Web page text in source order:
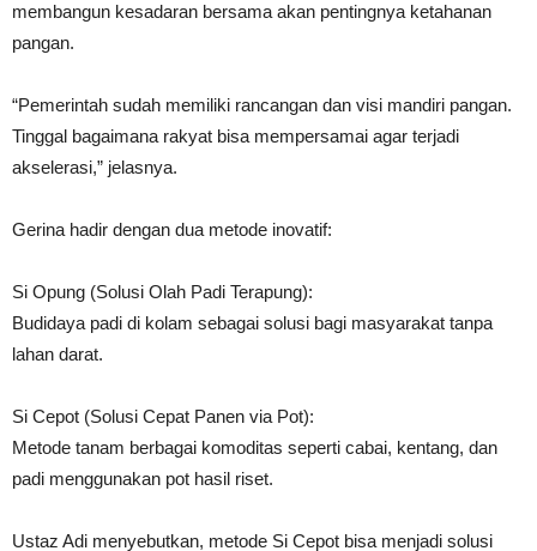
membangun kesadaran bersama akan pentingnya ketahanan
pangan.
“Pemerintah sudah memiliki rancangan dan visi mandiri pangan.
Tinggal bagaimana rakyat bisa mempersamai agar terjadi
akselerasi,” jelasnya.
Gerina hadir dengan dua metode inovatif:
Si Opung (Solusi Olah Padi Terapung):
Budidaya padi di kolam sebagai solusi bagi masyarakat tanpa
lahan darat.
Si Cepot (Solusi Cepat Panen via Pot):
Metode tanam berbagai komoditas seperti cabai, kentang, dan
padi menggunakan pot hasil riset.
Ustaz Adi menyebutkan, metode Si Cepot bisa menjadi solusi